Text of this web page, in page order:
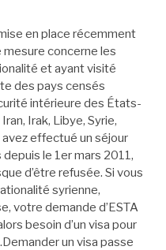
en place récemment
mesure concerne les
et ayant visité
des pays censés
intérieure des États-
Irak, Libye, Syrie,
avez effectué un séjour
le 1er mars 2011,
d’être refusée. Si vous
syrienne,
votre demande d’ESTA
besoin d’un visa pour
un visa passe